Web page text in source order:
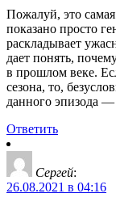
Пожалуй, это
показано просто
раскладывает
дает понять,
в прошлом веке.
сезона, то,
данного эпизода
Ответить
Сергей:
26.08.2021 в 04:16